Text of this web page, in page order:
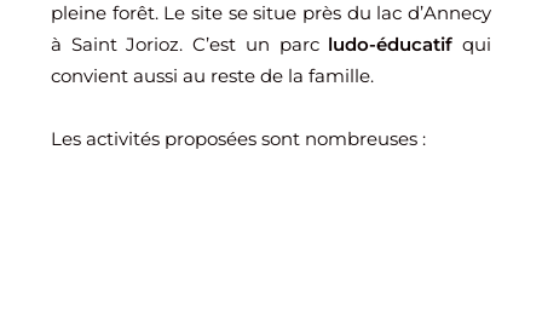
pleine forêt. Le site se situe près du lac d’Annecy
à Saint Jorioz. C’est un parc ludo-éducatif qui
convient aussi au reste de la famille.
Les activités proposées sont nombreuses :